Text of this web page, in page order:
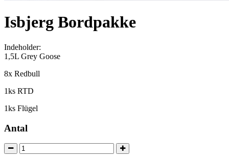
Isbjerg Bordpakke
Indeholder:
1,5L Grey Goose
8x Redbull
1ks RTD
1ks Flügel
Antal